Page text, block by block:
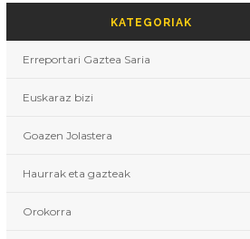
KATEGORIAK
Erreportari Gaztea Saria
Euskaraz bizi
Goazen Jolastera
Haurrak eta gazteak
Orokorra